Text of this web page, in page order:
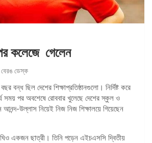
কলেজে গেলেন
ডেস্ক
বন্ধ ছিল দেশের শিক্ষাপ্রতিষ্ঠানগুলো। নির্দিষ্ট করে
সময় পর অবশেষে রোববার খুলেছে দেশের স্কুল ও
উল্লাস নিয়েই নিজ নিজ শিক্ষালয়ে গিয়েছেন
একজন ছাত্রী। তিনি পড়েন এইচএসসি দ্বিতীয়